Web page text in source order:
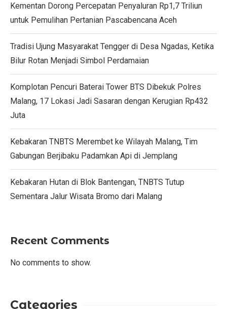
Kementan Dorong Percepatan Penyaluran Rp1,7 Triliun
untuk Pemulihan Pertanian Pascabencana Aceh
Tradisi Ujung Masyarakat Tengger di Desa Ngadas, Ketika
Bilur Rotan Menjadi Simbol Perdamaian
Komplotan Pencuri Baterai Tower BTS Dibekuk Polres
Malang, 17 Lokasi Jadi Sasaran dengan Kerugian Rp432
Juta
Kebakaran TNBTS Merembet ke Wilayah Malang, Tim
Gabungan Berjibaku Padamkan Api di Jemplang
Kebakaran Hutan di Blok Bantengan, TNBTS Tutup
Sementara Jalur Wisata Bromo dari Malang
Recent Comments
No comments to show.
Categories